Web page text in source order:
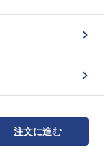
注文に進む